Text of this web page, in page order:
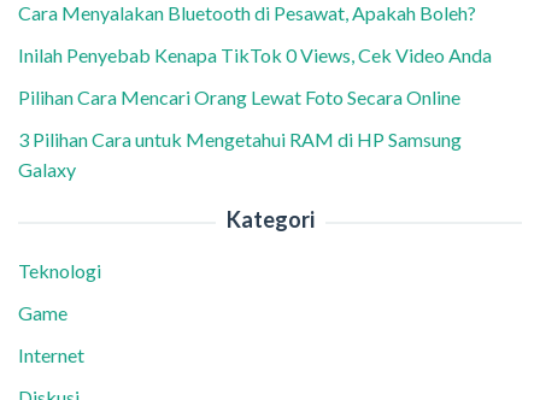
Cara Menyalakan Bluetooth di Pesawat, Apakah Boleh?
Inilah Penyebab Kenapa TikTok 0 Views, Cek Video Anda
Pilihan Cara Mencari Orang Lewat Foto Secara Online
3 Pilihan Cara untuk Mengetahui RAM di HP Samsung
Galaxy
Kategori
Teknologi
Game
Internet